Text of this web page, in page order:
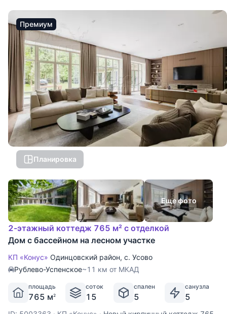
Премиум
Планировка
Еще фото
2-этажный коттедж 765 м² с отделкой
Дом с бассейном на лесном участке
КП «Конус» Одинцовский район, с. Усово
Рублево-Успенское~11 км от МКАД
площадь
765 м2
соток
15
спален
5
санузла
5